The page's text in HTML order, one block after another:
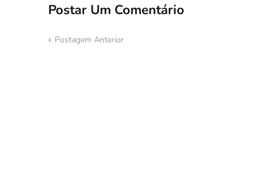
Postar Um Comentário
Postagem Anterior